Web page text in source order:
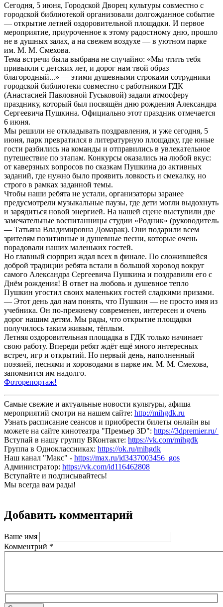
Сегодня, 5 июня, Городской Дворец культуры совместно с
городской библиотекой организовали долгожданное событие
— открытие летней оздоровительной площадки. И первое
мероприятие, приуроченное к этому радостному дню, прошло
не в душных залах, а на свежем воздухе — в уютном парке
им. М. М. Смехова.
Тема встречи была выбрана не случайно: «Мы чтить тебя
привыкли с детских лет, и дорог нам твой образ
благородный...» — этими душевными строками сотрудники
городской библиотеки совместно с работником ГДК
(Анастасией Павловной Гуськовой) задали атмосферу
празднику, который был посвящён дню рождения Александра
Сергеевича Пушкина. Официально этот праздник отмечается
6 июня.
Мы решили не откладывать поздравления, и уже сегодня, 5
июня, парк превратился в литературную площадку, где юные
гости разбились на команды и отправились в увлекательное
путешествие по этапам. Конкурсы оказались на любой вкус:
от каверзных вопросов по сказкам Пушкина до активных
заданий, где нужно было проявить ловкость и смекалку, но
строго в рамках заданной темы.
Чтобы наши ребята не устали, организаторы заранее
предусмотрели музыкальные паузы, где дети могли выдохнуть
и зарядиться новой энергией. На нашей сцене выступили две
замечательные воспитанницы студии «Родник» (руководитель
— Татьяна Владимировна Домарак). Они подарили всем
зрителям позитивные и душевные песни, которые очень
порадовали наших маленьких гостей.
Но главный сюрприз ждал всех в финале. По сложившейся
доброй традиции ребята встали в большой хоровод вокруг
самого Александра Сергеевича Пушкина и поздравили его с
Днём рождения! В ответ на любовь и душевное тепло
Пушкин угостил своих маленьких гостей сладкими призами.
— Этот день дал нам понять, что Пушкин — не просто имя из
учебника. Он по-прежнему современен, интересен и очень
дорог нашим детям. Мы рады, что открытие площадки
получилось таким живым, тёплым.
Летняя оздоровительная площадка в ГДК только начинает
свою работу. Впереди ребят ждёт ещё много интересных
встреч, игр и открытий. Но первый день, наполненный
поэзией, песнями и хороводами в парке им. М. М. Смехова,
запомнится им надолго.
Фоторепортаж!
Самые свежие и актуальные новости культуры, афиша
мероприятий смотри на нашем сайте: http://mihgdk.ru
Узнать расписание сеансов и приобрести билеты онлайн вы
можете на сайте кинотеатра "Премьер 3D": https://3dpremier.ru/
Вступай в нашу группу ВКонтакте: https://vk.com/mihgdk
Группа в Одноклассниках: https://ok.ru/mihgdk
Наш канал "Макс" - https://max.ru/id3437003456_gos
Администратор: https://vk.com/id116462808
Вступайте и подписывайтесь!
Мы всегда вам рады!
Добавить комментарий
Ваше имя
Комментрий *